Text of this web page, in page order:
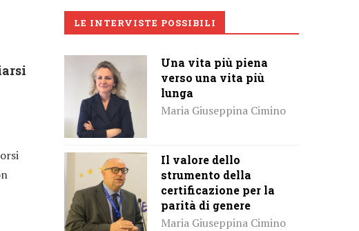
LE INTERVISTE POSSIBILI
Una vita più piena
verso una vita più
lunga
Maria Giuseppina Cimino
Il valore dello
strumento della
certificazione per la
parità di genere
Maria Giuseppina Cimino